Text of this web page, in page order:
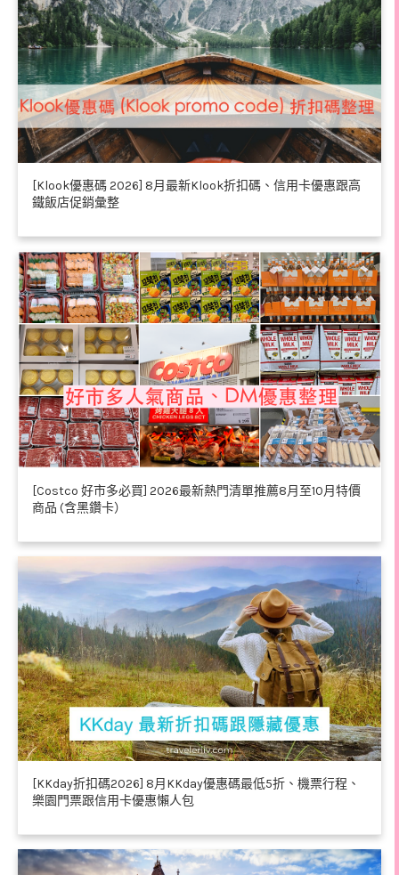
[Klook優惠碼 2026] 8月最新Klook折扣碼、信用卡優惠跟高
鐵飯店促銷彙整
[Costco 好市多必買] 2026最新熱門清單推薦8月至10月特價
商品 (含黑鑽卡）
[KKday折扣碼2026] 8月KKday優惠碼最低5折、機票行程、
樂園門票跟信用卡優惠懶人包